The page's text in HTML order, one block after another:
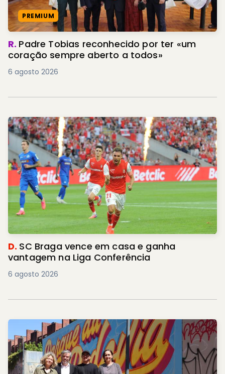
PREMIUM
R. Padre Tobias reconhecido por ter «um
coração sempre aberto a todos»
6 agosto 2026
D. SC Braga vence em casa e ganha
vantagem na Liga Conferência
6 agosto 2026